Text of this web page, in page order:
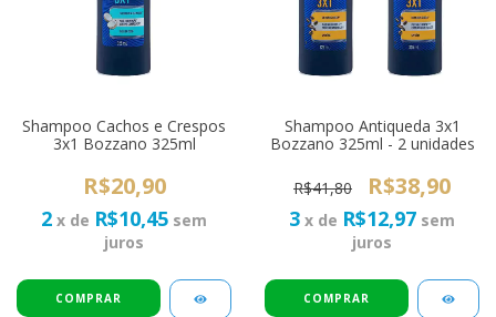
Shampoo Cachos e Crespos
3x1 Bozzano 325ml
R$20,90
2 x de R$10,45 sem
juros
Shampoo Antiqueda 3x1
Bozzano 325ml - 2 unidades
R$41,80 R$38,90
3 x de R$12,97 sem
juros